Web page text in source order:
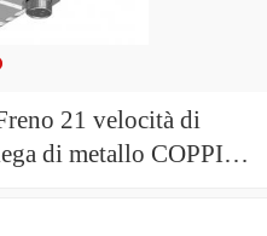
21 velocità di
di metallo COPPIA